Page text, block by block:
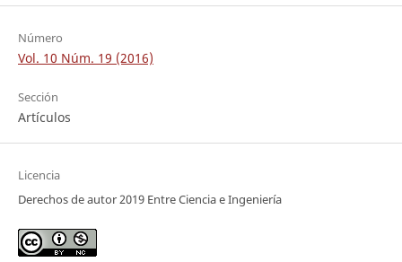
Número
Vol. 10 Núm. 19 (2016)
Sección
Artículos
Licencia
Derechos de autor 2019 Entre Ciencia e Ingeniería